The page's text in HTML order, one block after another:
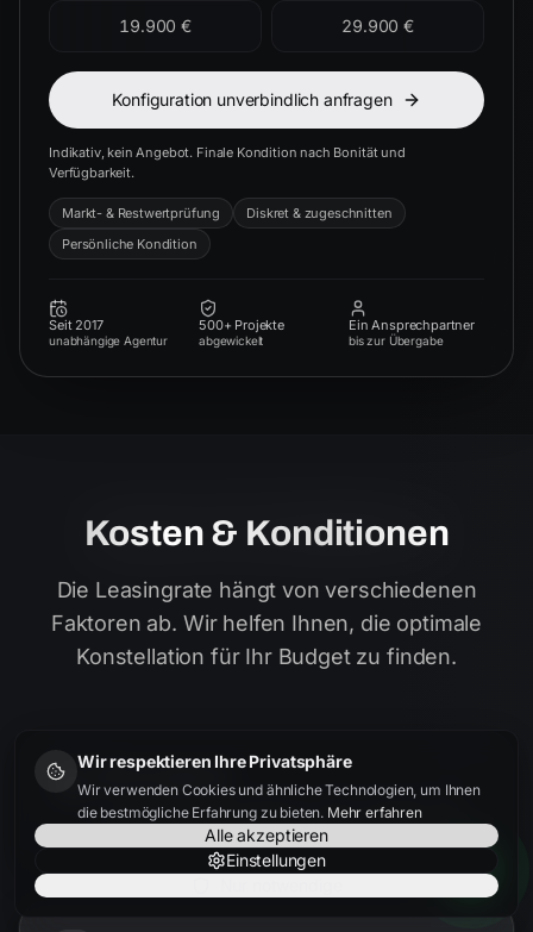
Wir respektieren Ihre Privatsphäre
Wir verwenden Cookies und ähnliche Technologien, um Ihnen
die bestmögliche Erfahrung zu bieten. Mehr erfahren
Alle akzeptieren
Einstellungen
19.900 € 29.900 €
Konfiguration unverbindlich anfragen
Indikativ, kein Angebot. Finale Kondition nach Bonität und
Verfügbarkeit.
Markt- & Restwertprüfung
Diskret & zugeschnitten
Persönliche Kondition
Seit 2017
unabhängige Agentur
500+ Projekte
abgewickelt
Ein Ansprechpartner
bis zur Übergabe
Kosten & Konditionen
Die Leasingrate hängt von verschiedenen
Faktoren ab. Wir helfen Ihnen, die optimale
Konstellation für Ihr Budget zu finden.
Fahrzeugpreis
Je besser der Einkaufspreis, desto niedriger die
Rate. Wir finden bundesweit die besten Angebote.